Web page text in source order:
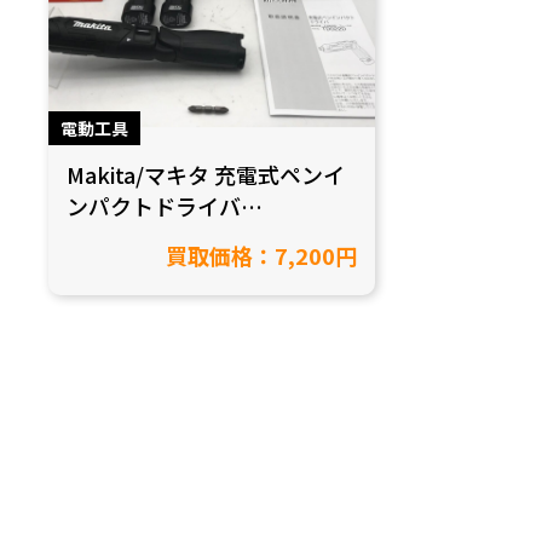
電動工具
Makita/マキタ 充電式ペンイ
ンパクトドライバ
した！【愛知県小牧市/工具
買取】
買取価格：7,200円